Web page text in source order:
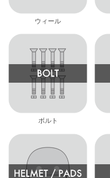
ウィール
ボルト